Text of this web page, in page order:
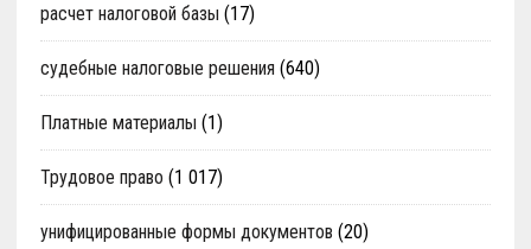
расчет налоговой базы (17)
судебные налоговые решения (640)
Платные материалы (1)
Трудовое право (1 017)
унифицированные формы документов (20)